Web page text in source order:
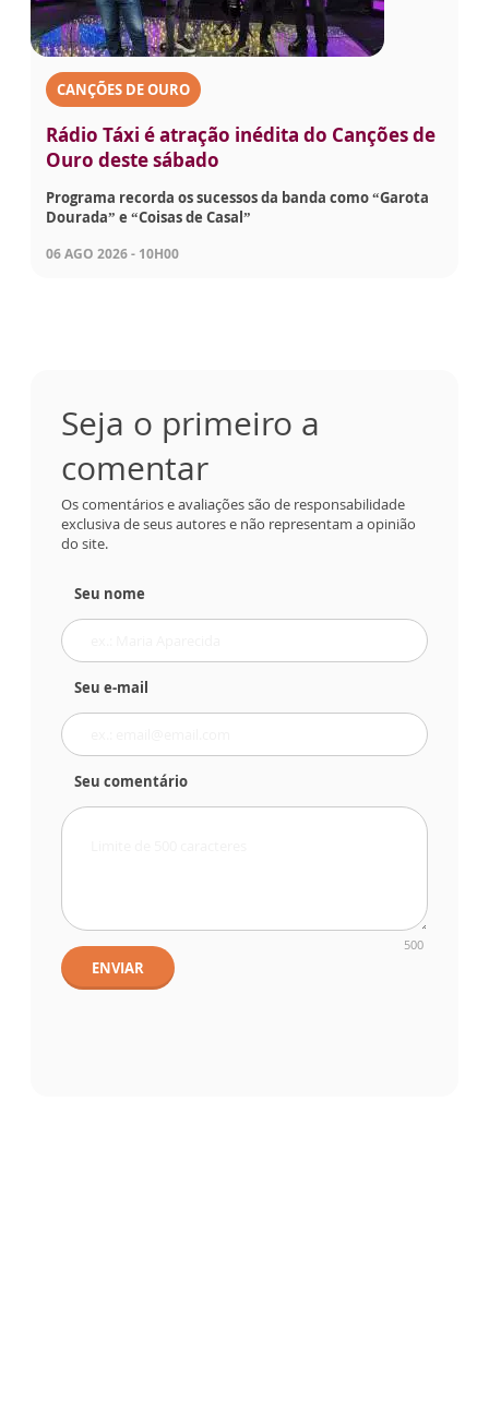
CANÇÕES DE OURO
Rádio Táxi é atração inédita do Canções de
Ouro deste sábado
Programa recorda os sucessos da banda como “Garota
Dourada” e “Coisas de Casal”
06 AGO 2026 - 10H00
Seja o primeiro a
comentar
Os comentários e avaliações são de responsabilidade
exclusiva de seus autores e não representam a opinião
do site.
Seu nome
Seu e-mail
Seu comentário
500
ENVIAR